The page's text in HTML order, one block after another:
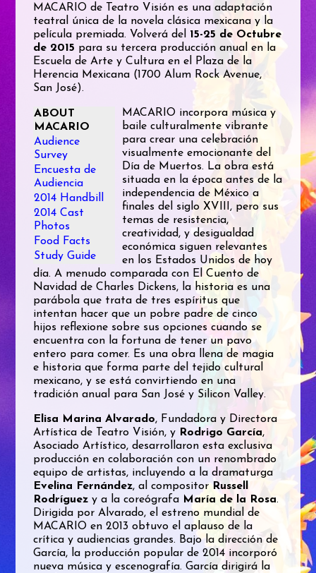
MACARIO de Teatro Visión es una adaptación
teatral única de la novela clásica mexicana y la
película premiada. Volverá del 15-25 de Octubre
de 2015 para su tercera producción anual en la
Escuela de Arte y Cultura en el Plaza de la
Herencia Mexicana (1700 Alum Rock Avenue,
San José).
ABOUT
MACARIO
Audience
Survey
Encuesta de
Audiencia
2014 Handbill
2014 Cast
Photos
Food Facts
Study Guide
MACARIO incorpora música y
baile culturalmente vibrante
para crear una celebración
visualmente emocionante del
Día de Muertos. La obra está
situada en la época antes de la
independencia de México a
finales del siglo XVIII, pero sus
temas de resistencia,
creatividad, y desigualdad
económica siguen relevantes
en los Estados Unidos de hoy
día. A menudo comparada con El Cuento de
Navidad de Charles Dickens, la historia es una
parábola que trata de tres espíritus que
intentan hacer que un pobre padre de cinco
hijos reflexione sobre sus opciones cuando se
encuentra con la fortuna de tener un pavo
entero para comer. Es una obra llena de magia
e historia que forma parte del tejido cultural
mexicano, y se está convirtiendo en una
tradición anual para San José y Silicon Valley.
Elisa Marina Alvarado, Fundadora y Directora
Artística de Teatro Visión, y Rodrigo García,
Asociado Artístico, desarrollaron esta exclusiva
producción en colaboración con un renombrado
equipo de artistas, incluyendo a la dramaturga
Evelina Fernández, al compositor Russell
Rodríguez y a la coreógrafa María de la Rosa.
Dirigida por Alvarado, el estreno mundial de
MACARIO en 2013 obtuvo el aplauso de la
crítica y audiencias grandes. Bajo la dirección de
García, la producción popular de 2014 incorporó
nueva música y escenografía. García dirigirá la